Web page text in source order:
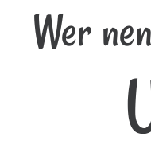
Wer